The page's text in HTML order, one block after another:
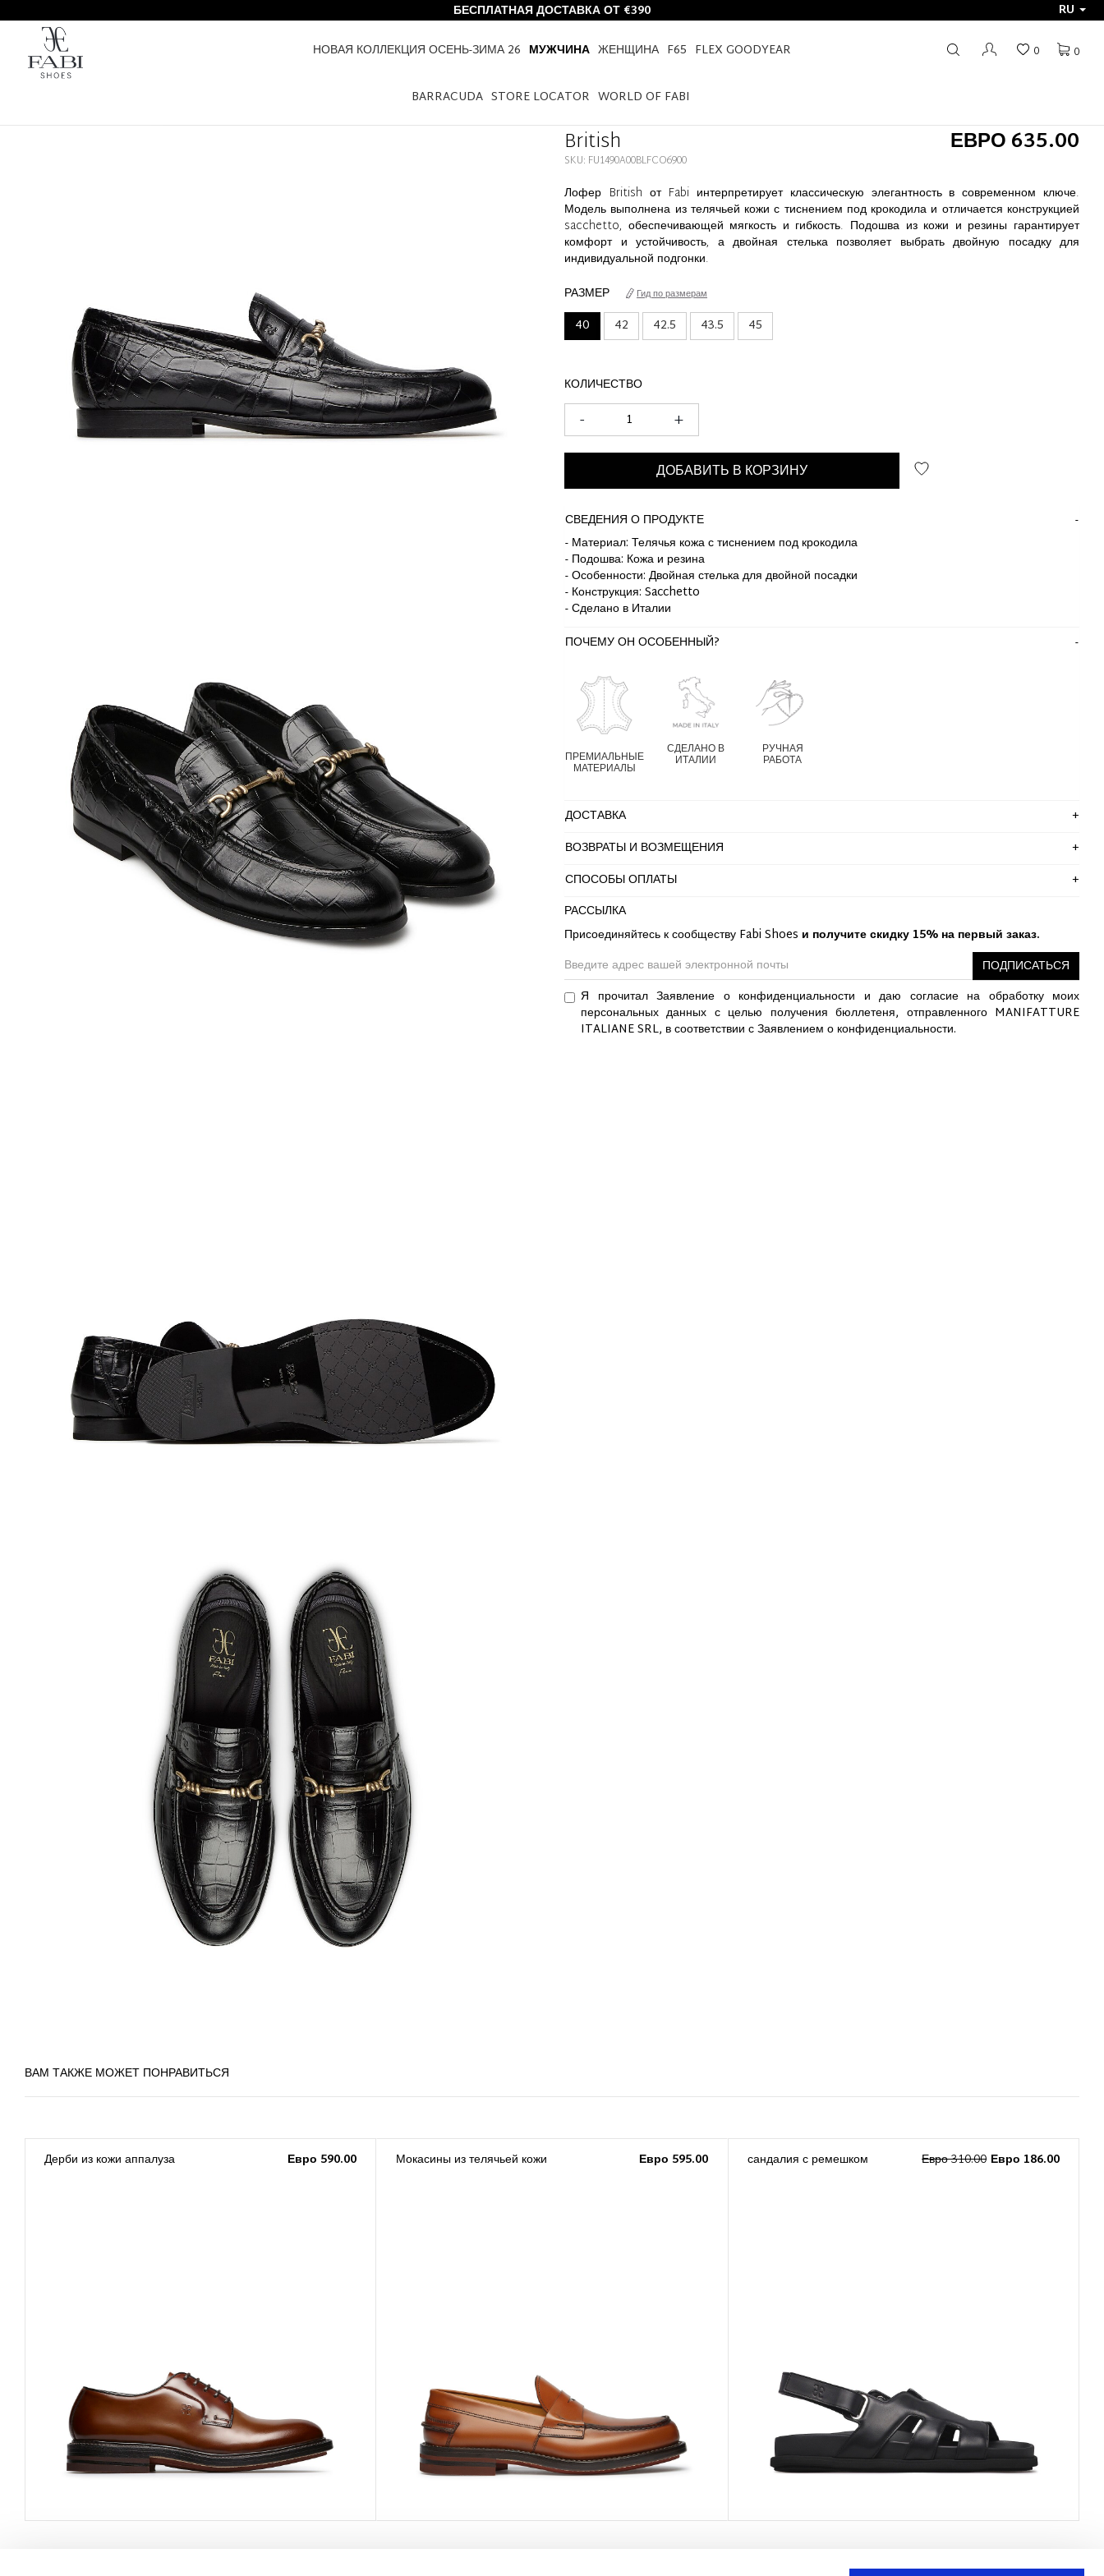
БЕСПЛАТНАЯ ДОСТАВКА ОТ €390
RU
НОВАЯ КОЛЛЕКЦИЯ ОСЕНЬ-ЗИМА 26 МУЖЧИНА ЖЕНЩИНА F65 FLEX GOODYEAR
BARRACUDA STORE LOCATOR WORLD OF FABI
0
0
HOME МУЖЧИНА ОБУВЬ BRITISH
British ЕВРО 635.00
SKU: FU1490A00BLFCO6900
Лофер British от Fabi интерпретирует классическую элегантность в современном ключе.
Модель выполнена из телячьей кожи с тиснением под крокодила и отличается конструкцией
sacchetto, обеспечивающей мягкость и гибкость. Подошва из кожи и резины гарантирует
комфорт и устойчивость, а двойная стелька позволяет выбрать двойную посадку для
индивидуальной подгонки.
РАЗМЕР
Гид по размерам
40 42 42.5 43.5 45
КОЛИЧЕСТВО
+
-
ДОБАВИТЬ В КОРЗИНУ
СВЕДЕНИЯ О ПРОДУКТЕ
- Материал: Телячья кожа с тиснением под крокодила
- Подошва: Кожа и резина
- Особенности: Двойная стелька для двойной посадки
- Конструкция: Sacchetto
- Сделано в Италии
ПОЧЕМУ ОН ОСОБЕННЫЙ?
ПРЕМИАЛЬНЫЕ
МАТЕРИАЛЫ
СДЕЛАНО В
ИТАЛИИ
РУЧНАЯ
РАБОТА
ДОСТАВКА
ВОЗВРАТЫ И ВОЗМЕЩЕНИЯ
СПОСОБЫ ОПЛАТЫ
РАССЫЛКА
Присоединяйтесь к сообществу Fabi Shoes и получите скидку 15% на первый заказ.
ПОДПИСАТЬСЯ
Я прочитал Заявление о конфиденциальности и даю согласие на обработку моих
персональных данных с целью получения бюллетеня, отправленного MANIFATTURE
ITALIANE SRL, в соответствии с Заявлением о конфиденциальности.
ВАМ ТАКЖЕ МОЖЕТ ПОНРАВИТЬСЯ
Дерби из кожи аппалуза Евро 590.00 Мокасины из телячьей кожи Евро 595.00 сандалия с ремешком Евро 310.00 Евро 186.00